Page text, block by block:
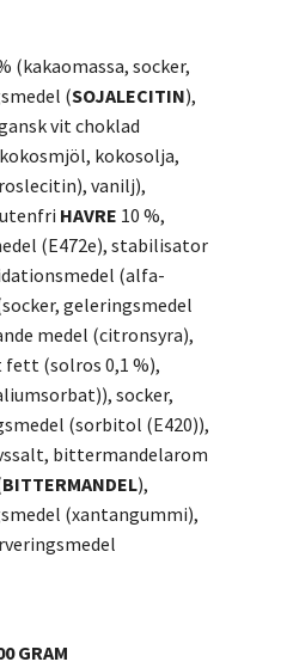
(kakaomassa, socker,
(SOJALECITIN),
vit choklad
kokosolja,
vanilj),
HAVRE 10 %,
(E472e), stabilisator
(alfa-
geleringsmedel
medel (citronsyra),
(solros 0,1 %),
socker,
(sorbitol (E420)),
bittermandelarom
BITTERMANDEL),
(xantangummi),
GRAM